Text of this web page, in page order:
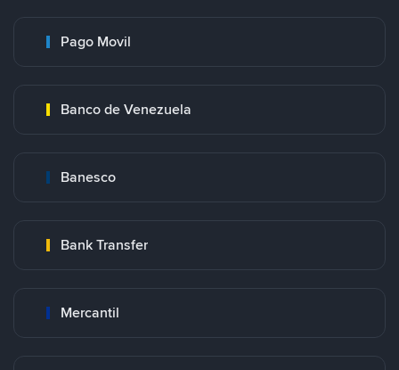
Pago Movil
Banco de Venezuela
Banesco
Bank Transfer
Mercantil